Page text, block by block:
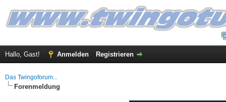
Hallo, Gast! Anmelden Registrieren
Das Twingoforum...
Forenmeldung